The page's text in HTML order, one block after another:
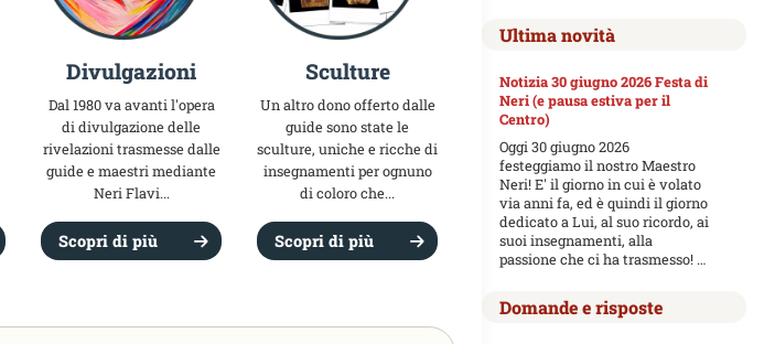
Divulgazioni
Dal 1980 va avanti l'opera
di divulgazione delle
rivelazioni trasmesse dalle
guide e maestri mediante
Neri Flavi...
Scopri di più
Sculture
Un altro dono offerto dalle
guide sono state le
sculture, uniche e ricche di
insegnamenti per ognuno
di coloro che...
Scopri di più
Ultima novità
Notizia 30 giugno 2026 Festa di
Neri (e pausa estiva per il
Centro)
Oggi 30 giugno 2026
festeggiamo il nostro Maestro
Neri! E' il giorno in cui è volato
via anni fa, ed è quindi il giorno
dedicato a Lui, al suo ricordo, ai
suoi insegnamenti, alla
passione che ci ha trasmesso! …
Domande e risposte